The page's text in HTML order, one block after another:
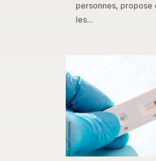
personnes, propose
les...